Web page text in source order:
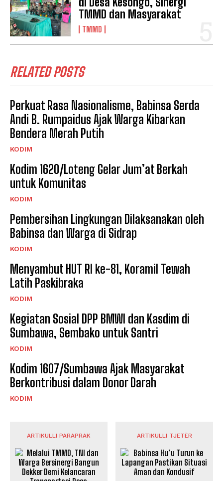
TMMD dan Masyarakat
TMMD
RELATED POSTS
Perkuat Rasa Nasionalisme, Babinsa Serda
Andi B. Rumpaidus Ajak Warga Kibarkan
Bendera Merah Putih
KODIM
Kodim 1620/Loteng Gelar Jum’at Berkah
untuk Komunitas
KODIM
Pembersihan Lingkungan Dilaksanakan oleh
Babinsa dan Warga di Sidrap
KODIM
Menyambut HUT RI ke-81, Koramil Tewah
Latih Paskibraka
KODIM
Kegiatan Sosial DPP BMWI dan Kasdim di
Sumbawa, Sembako untuk Santri
KODIM
Kodim 1607/Sumbawa Ajak Masyarakat
Berkontribusi dalam Donor Darah
KODIM
ARTIKULLI PARAPRAK ARTIKULLI TJETËR